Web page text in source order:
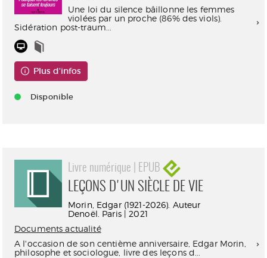
Une loi du silence bâillonne les femmes
violées par un proche (86% des viols).
Sidération post-traum...
Plus d'infos
Disponible
Livre numérique | EPUB
LEÇONS D'UN SIÈCLE DE VIE
Morin, Edgar (1921-2026). Auteur
Denoël. Paris | 2021
Documents actualité
A l'occasion de son centième anniversaire, Edgar Morin,
philosophe et sociologue, livre des leçons d...